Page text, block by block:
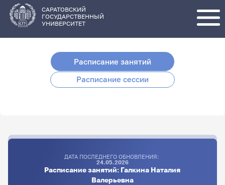
основному
содержанию
САРАТОВСКИЙ
ГОСУДАРСТВЕННЫЙ
УНИВЕРСИТЕТ
Расписание занятий
Расписание сессии
ДАТА ПОСЛЕДНЕГО ОБНОВЛЕНИЯ:
24.05.2026
Расписание занятий: Галкина Наталия
Валерьевна